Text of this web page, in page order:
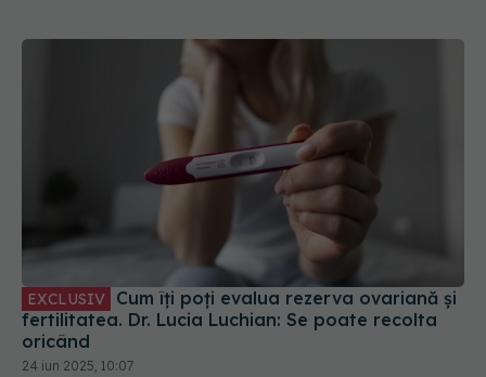
EXCLUSIV
fertilitatea. Dr. Lucia Luchian: Se poate recolta
oricând
24 iun 2025, 10:07